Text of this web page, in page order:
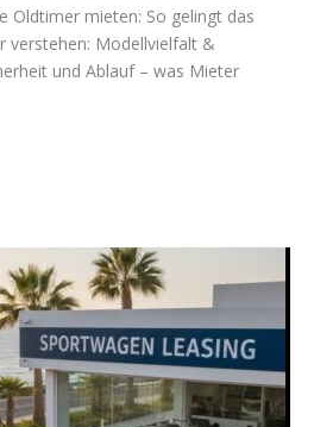
Oldtimer mieten: So gelingt das
verstehen: Modellvielfalt &
und Ablauf – was Mieter